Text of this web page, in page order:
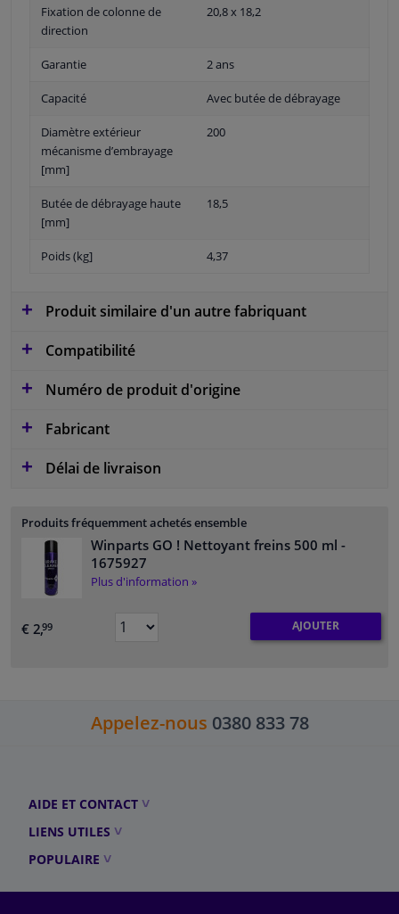
Fixation de colonne de
direction
20,8 x 18,2
Garantie 2 ans
Capacité Avec butée de débrayage
Diamètre extérieur
mécanisme d’embrayage
[mm]
200
Butée de débrayage haute
[mm]
18,5
Poids (kg] 4,37
Produit similaire d'un autre fabriquant
Compatibilité
Numéro de produit d'origine
Fabricant
Délai de livraison
Produits fréquemment achetés ensemble
Winparts GO ! Nettoyant freins 500 ml -
1675927
Plus d'information »
€ 2,99 AJOUTER
Appelez-nous 0380 833 78
AIDE ET CONTACT
LIENS UTILES
POPULAIRE